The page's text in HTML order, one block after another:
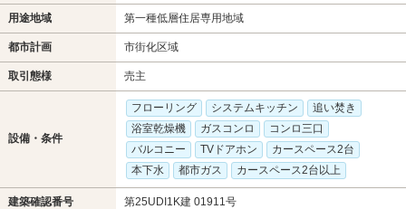
用途地域 第一種低層住居専用地域
都市計画 市街化区域
取引態様 売主
設備・条件
フローリング システムキッチン
追い焚き
浴室乾燥機
ガスコンロ
コンロ三口
バルコニー
TVドアホン
カースペース2台
本下水
都市ガス カースペース2台以上
建築確認番号 第25UDI1K建 01911号